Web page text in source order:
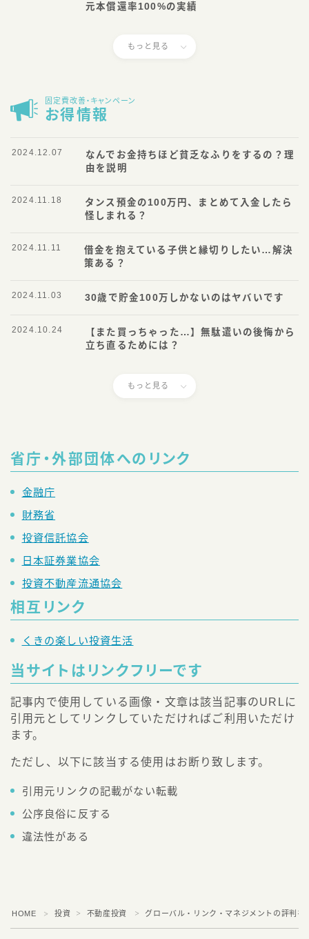
元本償還率100%の実績
もっと見る
固定費改善・キャンペーン
お得情報
なんでお金持ちほど貧乏なふりをするの？理
由を説明
2024.12.07
タンス預金の100万円、まとめて入金したら
怪しまれる？
2024.11.18
借金を抱えている子供と縁切りしたい…解決
策ある？
2024.11.11
30歳で貯金100万しかないのはヤバいです
2024.11.03
【また買っちゃった…】無駄遣いの後悔から
立ち直るためには？
2024.10.24
もっと見る
省庁・外部団体へのリンク
金融庁
財務省
投資信託協会
日本証券業協会
投資不動産流通協会
相互リンク
くきの楽しい投資生活
当サイトはリンクフリーです
記事内で使用している画像・文章は該当記事のURLに
引用元としてリンクしていただければご利用いただけ
ます。
ただし、以下に該当する使用はお断り致します。
引用元リンクの記載がない転載
公序良俗に反する
違法性がある
HOME ＞ 投資 ＞ 不動産投資 ＞ グローバル・リンク・マネジメントの評判